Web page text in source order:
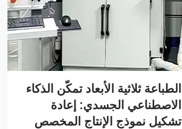
الطباعة ثلاثية الأبعاد تمكّن الذكاء
الاصطناعي الجسدي: إعادة
تشكيل نموذج الإنتاج المخصص